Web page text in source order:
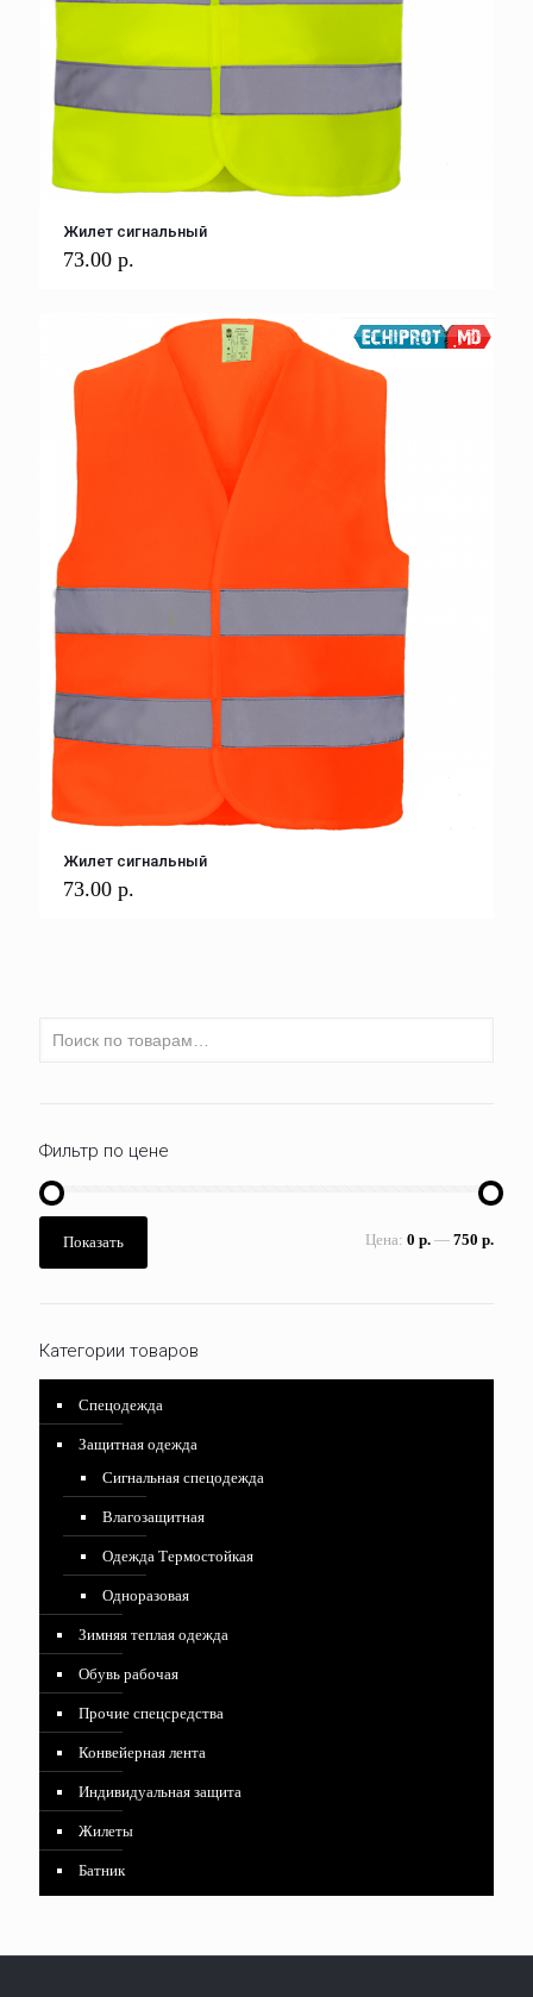
Жилет сигнальный
73.00 р.
Жилет сигнальный
73.00 р.
Фильтр по цене
Показать Цена: 0 р. — 750 р.
Категории товаров
Спецодежда
Защитная одежда
Сигнальная спецодежда
Влагозащитная
Одежда Термостойкая
Одноразовая
Зимняя теплая одежда
Обувь рабочая
Прочие спецсредства
Конвейерная лента
Индивидуальная защита
Жилеты
Батник